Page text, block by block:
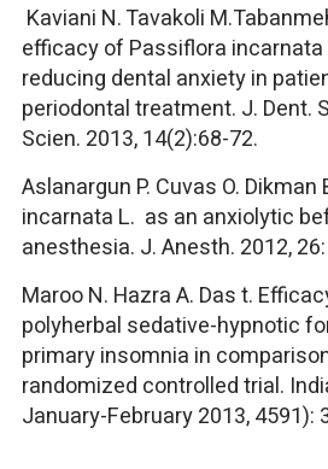
Kaviani N. Tavakoli
efficacy of Passiflora incarnata
reducing dental anxiety in
periodontal treatment. J. Dent.
Scien. 2013, 14(2):68-72.
Aslanargun P. Cuvas O.
incarnata L. as an anxiolytic
anesthesia. J. Anesth. 2012,
Maroo N. Hazra A. Das t.
polyherbal sedative-hypnotic
primary insomnia in
randomized controlled trial.
January-February 2013, 4591):